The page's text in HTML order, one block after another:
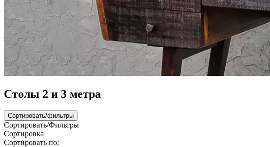
Столы 2 и 3 метра
Сортировать/фильтры
Сортировать/Фильтры
Сортировка
Сортировать по: